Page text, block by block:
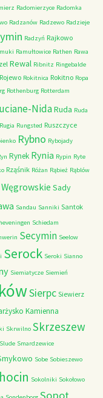
Radomierzyce Radomka
Radzanów Radzewo Radzieje
Radzyń Rajkowo
Ramułtowice Rathen Rawa
Rewal Ribnitz Ringebalde
Rojewo Rokitnica Rokitno Ropa
Rothenburg Rotterdam
NidaRuda Ruda
Rugia Rungsted Ruszczyce
Rybno Rybojady
Rynek Rynia Rypin Ryte
Rząśnik Różan Rąbież Rąblów
Sady
Sandau Sanniki Santok
Schiedam
Secymin Seelow
Serock Seroki Sianno
Siemiatycze Siemień
Sierpc Siewierz
Kamienna
Skrwilno Skrzeszew
Slude Smardzewice
Sobe Sobieszewo
Sokolniki Sokołowo